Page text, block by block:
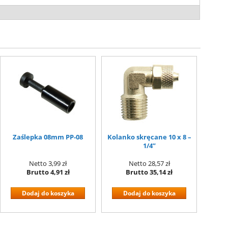
Zaślepka 08mm PP-08
Netto 3,99 zł
Brutto4,91 zł
Dodaj do koszyka
Kolanko skręcane 10 x 8 –
1/4”
Netto 28,57 zł
Brutto35,14 zł
Dodaj do koszyka